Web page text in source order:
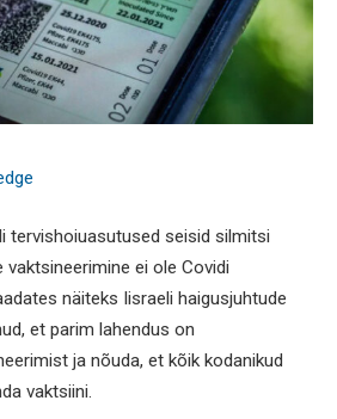
tervishoiuasutused seisid silmitsi
ei ole Covidi
näiteks Iisraeli haigusjuhtude
et parim lahendus on
ja nõuda, et kõik kodanikud
vaktsiini.